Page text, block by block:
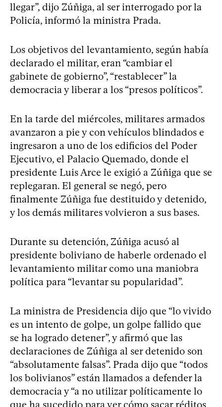
llegar”, dijo Zúñiga, al ser interrogado por la
Policía, informó la ministra Prada.
Los objetivos del levantamiento, según había
declarado el militar, eran “cambiar el
gabinete de gobierno”, “restablecer” la
democracia y liberar a los “presos políticos”.
En la tarde del miércoles, militares armados
avanzaron a pie y con vehículos blindados e
ingresaron a uno de los edificios del Poder
Ejecutivo, el Palacio Quemado, donde el
presidente Luis Arce le exigió a Zúñiga que se
replegaran. El general se negó, pero
finalmente Zúñiga fue destituido y detenido,
y los demás militares volvieron a sus bases.
Durante su detención, Zúñiga acusó al
presidente boliviano de haberle ordenado el
levantamiento militar como una maniobra
política para “levantar su popularidad”.
La ministra de Presidencia dijo que “lo vivido
es un intento de golpe, un golpe fallido que
se ha logrado detener”, y afirmó que las
declaraciones de Zúñiga al ser detenido son
“absolutamente falsas”. Prada dijo que “todos
los bolivianos” están llamados a defender la
democracia y “a no utilizar políticamente lo
que ha sucedido para ver cómo sacar réditos